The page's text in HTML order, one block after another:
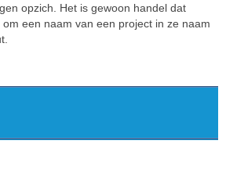
opzich. Het is gewoon handel dat
een naam van een project in ze naam